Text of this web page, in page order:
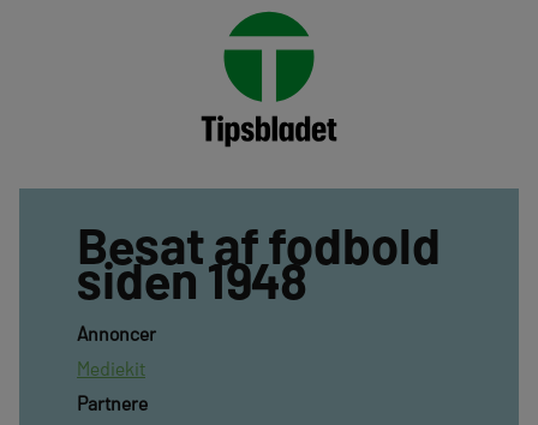
Besat af fodbold
siden 1948
Annoncer
Mediekit
Partnere